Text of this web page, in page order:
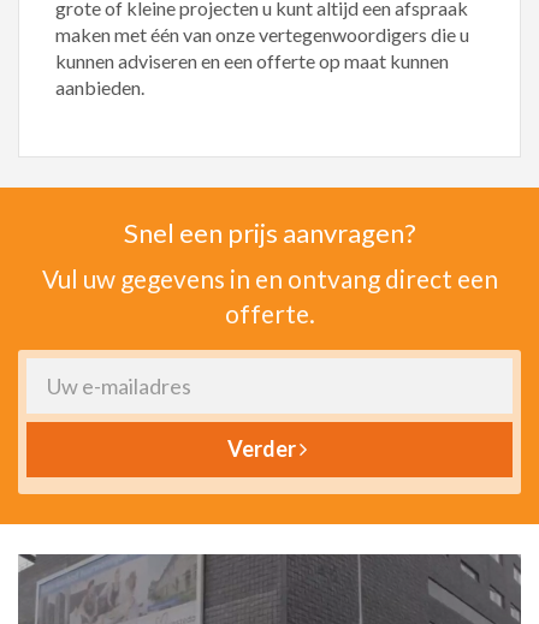
grote of kleine projecten u kunt altijd een afspraak
maken met één van onze vertegenwoordigers die u
kunnen adviseren en een offerte op maat kunnen
aanbieden.
Snel een prijs aanvragen?
Vul uw gegevens in en ontvang direct een
offerte.
Verder